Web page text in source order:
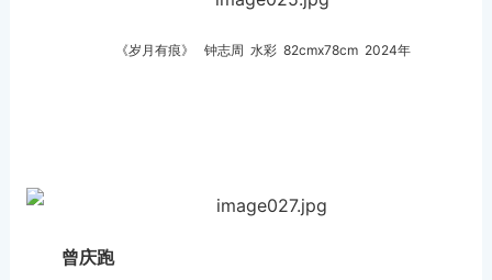
《岁月有痕》 钟志周 水彩 82cmx78cm 2024年
曾庆跑